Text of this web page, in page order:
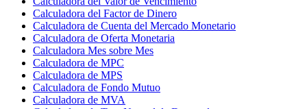
Calculadora del Factor de Dinero
Calculadora de Cuenta del Mercado Monetario
Calculadora de Oferta Monetaria
Calculadora Mes sobre Mes
Calculadora de MPC
Calculadora de MPS
Calculadora de Fondo Mutuo
Calculadora de MVA